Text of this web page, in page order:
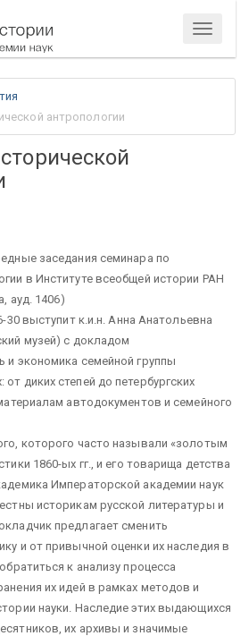
Меню
антропологии
заседания семинара по
в Институте всеобщей истории РАН
ауд. 1406)
30 выступит к.и.н. Анна Анатольевна
музей) с докладом
и экономика семейной группы
диких степей до петербургских
автодокументов и семейного
которого часто называли «золотым
1860-ых гг., и его товарища детства
Императорской академии наук
историкам русской литературы и
предлагает сменить
и от привычной оценки их наследия в
к анализу процесса
их идей в рамках методов и
науки. Наследие этих выдающихся
их архивы и значимые